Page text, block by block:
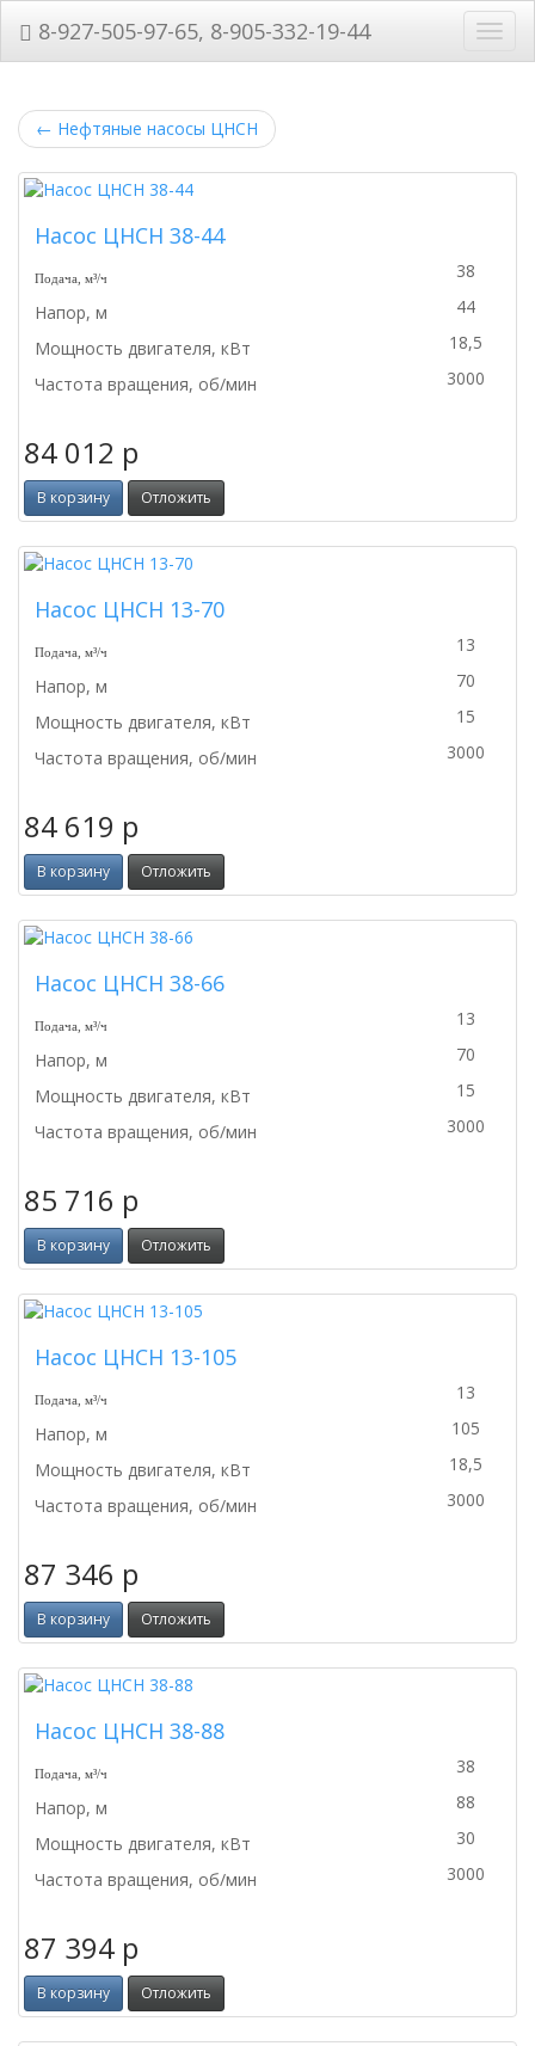
8-927-505-97-65, 8-905-332-19-44
← Нефтяные насосы ЦНСН
Насос ЦНСН 38-44
Подача, м³/ч
38
Напор, м
44
Мощность двигателя, кВт
18,5
Частота вращения, об/мин
3000
84 012 p
В корзину Отложить
Насос ЦНСН 13-70
Подача, м³/ч
13
Напор, м
70
Мощность двигателя, кВт
15
Частота вращения, об/мин
3000
84 619 p
В корзину Отложить
Насос ЦНСН 38-66
Подача, м³/ч
13
Напор, м
70
Мощность двигателя, кВт
15
Частота вращения, об/мин
3000
85 716 p
В корзину Отложить
Насос ЦНСН 13-105
Подача, м³/ч
13
Напор, м
105
Мощность двигателя, кВт
18,5
Частота вращения, об/мин
3000
87 346 p
В корзину Отложить
Насос ЦНСН 38-88
Подача, м³/ч
38
Напор, м
88
Мощность двигателя, кВт
30
Частота вращения, об/мин
3000
87 394 p
В корзину Отложить